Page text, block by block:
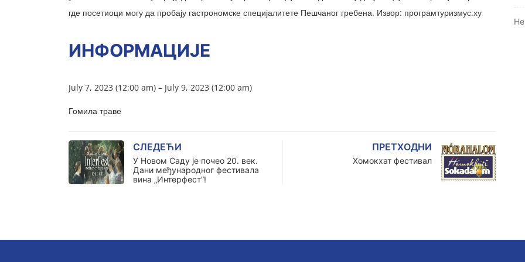
где посетиоци могу да пробају гастрономске специјалитете Пешчаног гребена. Извор: програмтуризмус.ху
ИНФОРМАЦИЈЕ
July 7, 2023 (12:00 am) – July 9, 2023 (12:00 am)
Гомила траве
СЛЕДЕЋИ
У Новом Саду је почео 20. век.
Дани међународног фестивала
вина „Интерфест”!
ПРЕТХОДНИ
Хомокхат фестивал